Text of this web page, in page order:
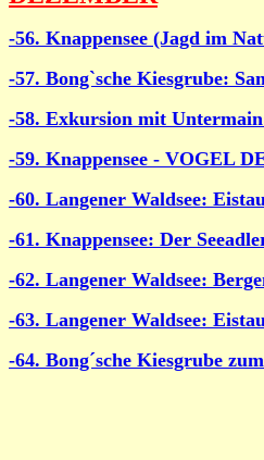
-56. Knappensee (Jagd im
-57. Bong`sche Kiesgrube:
-58. Exkursion mit
-59. Knappensee - VOGEL
-60. Langener Waldsee:
-61. Knappensee: Der
-62. Langener Waldsee:
-63. Langener Waldsee:
-64. Bong´sche Kiesgrube